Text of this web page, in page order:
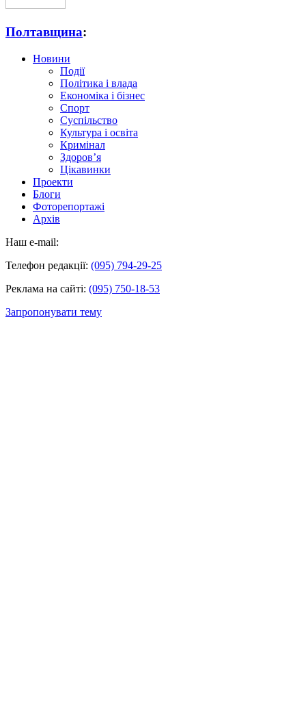
Полтавщина:
Новини
Події
Політика і влада
Економіка і бізнес
Спорт
Суспільство
Культура і освіта
Кримінал
Здоров’я
Цікавинки
Проекти
Блоги
Фоторепортажі
Архів
Наш e-mail:
Телефон редакції: (095) 794-29-25
Реклама на сайті: (095) 750-18-53
Запропонувати тему